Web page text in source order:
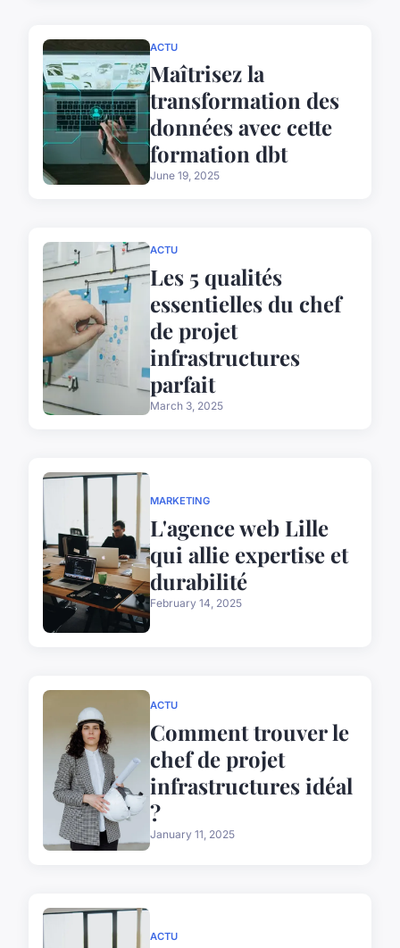
ACTU
Maîtrisez la
transformation des
données avec cette
formation dbt
June 19, 2025
ACTU
Les 5 qualités
essentielles du chef
de projet
infrastructures
parfait
March 3, 2025
MARKETING
L'agence web Lille
qui allie expertise et
durabilité
February 14, 2025
ACTU
Comment trouver le
chef de projet
infrastructures idéal
?
January 11, 2025
ACTU